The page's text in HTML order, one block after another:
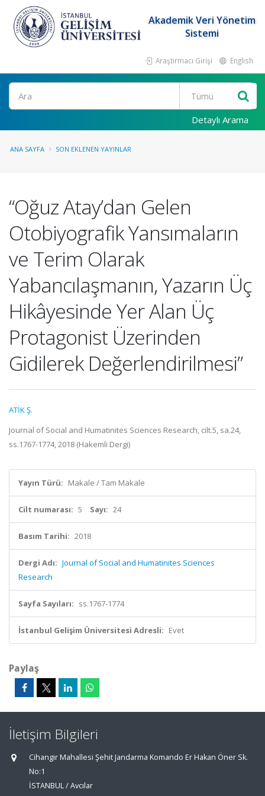
Akademik Veri Yönetim
Sistemi
Araştırmacı Girişi English
Ara
Detaylı Arama
ANA SAYFA SON EKLENEN YAYINLAR
“Oğuz Atay’dan Gelen
Otobiyografik Yansımaların
ve Terim Olarak
Yabancılaşmanın, Yazarın Üç
Hikâyesinde Yer Alan Üç
Protagonist Üzerinden
Gidilerek Değerlendirilmesi”
ATİK Ş.
Journal of Social and Humatinites Sciences Research, cilt.5, sa.24,
ss.1767-1774, 2018 (Hakemli Dergi)
Yayın Türü: Makale / Tam Makale
Cilt numarası: 5 Sayı: 24
Basım Tarihi: 2018
Dergi Adı: Journal of Social and Humatinites Sciences
Research
Sayfa Sayıları: ss.1767-1774
İstanbul Gelişim Üniversitesi Adresli: Evet
Paylaş
İletişim Bilgileri
Cihangir Mahallesi Şehit Jandarma Komando Er Hakan Öner Sk.
No:1
İSTANBUL / Avcılar